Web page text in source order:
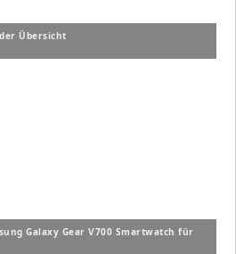
Übersicht
Galaxy Gear V700 Smartwatch für